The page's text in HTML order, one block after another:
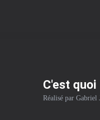
C'est
Réalisé par